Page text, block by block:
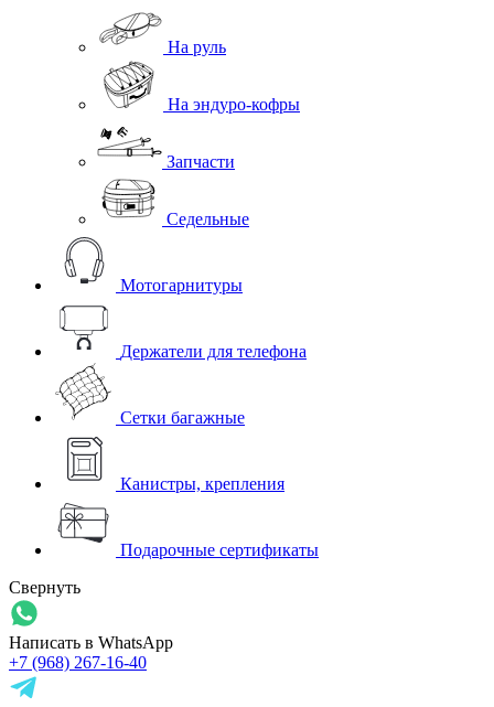
На руль
На эндуро-кофры
Запчасти
Седельные
Мотогарнитуры
Держатели для телефона
Сетки багажные
Канистры, крепления
Подарочные сертификаты
Свернуть
Написать в WhatsApp
+7 (968) 267-16-40